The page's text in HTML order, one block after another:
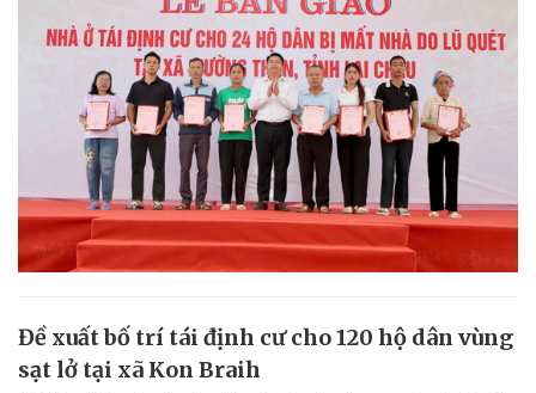
Đề xuất bố trí tái định cư cho 120 hộ dân vùng
sạt lở tại xã Kon Braih